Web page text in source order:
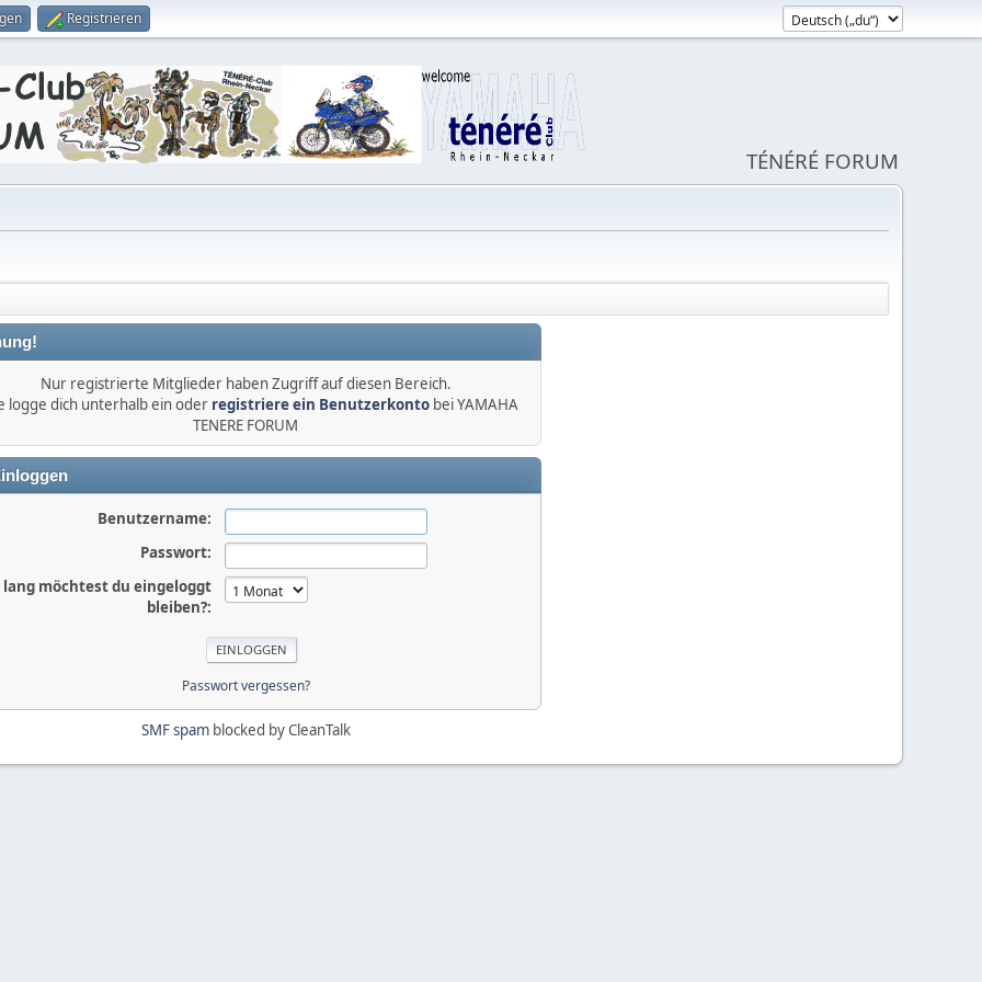
Registrieren
TÉNÉRÉ FORUM
Nur registrierte Mitglieder haben Zugriff auf diesen Bereich.
logge dich unterhalb ein oder registriere ein Benutzerkonto bei YAMAHA
TENERE FORUM
Benutzername:
Passwort:
lang möchtest du eingeloggt
bleiben?:
Passwort vergessen?
SMF spamblocked by CleanTalk